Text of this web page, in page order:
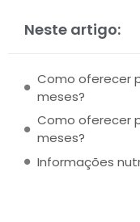
Neste artigo:
Como oferecer
meses?
Como oferecer
meses?
Informações